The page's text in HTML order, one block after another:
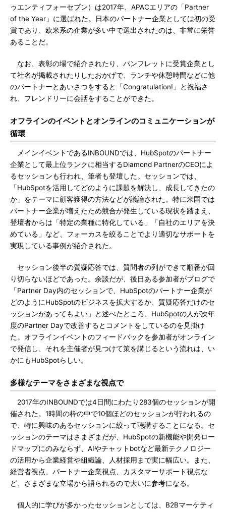
ゥエンティフォーセブン）は2017年、APACエリアの「Partner
of the Year」に選ばれた。日本のパートナー企業としては初の受
賞であり、欧米系の企業が多い中で選出されたのは、非常に栄誉
あることだ。
なお、表彰の場で紹介されたり、パンフレットに受賞企業とし
て社名が掲載されたりしたおかげで、ランチや休憩時間などに他
のパートナーとあいさつをすると「Congratulation!」と祝福さ
れ、フレンドリーに会話をすることができた。
オフラインのイベントとオンラインのコミュニケーションが
循環
メインイベントであるINBOUNDでは、HubSpotのパートナー
企業として最上位ランクに相当するDiamond PartnerのCEOによ
るセッションも行われ、筆者も登壇した。セッションでは、
「HubSpotを活用してどのように課題を解決し、成長してきたの
か」をテーマに顧客獲得の方法などが議論された。特に米国では
パートナー企業が増えたため競合が発生している現状を踏まえ、
登壇者からは「特定の業種に特化している」「自社のエリアを決
めている」など、フォーカスを絞ることでより適切なサポートを
実現している事例が紹介された。
セッション後半の質疑応答では、質問者の列ができて順番が回
り切らないほどであった。余談だが、後日ある参加者がブログで
「Partner Day内のセッションで、HubSpotのパートナー企業が
どのようにHubSpotのビジネスを拡大するか、質疑応答だけのセ
ッションがあってもよい」と述べたところ、HubSpotの人が次年
度のPartner Dayで改善するとコメントをしているのを見掛け
た。オフラインイベントのフィードバックを参加者がオンライン
で発信し、それを主催者が見つけて策を講じるという流れは、い
かにもHubSpotらしい。
多様なテーマをさまざまな視点で
2017年のINBOUNDでは4日間にわたり283個のセッションが開
催された。1時間の枠の中で10個ほどのセッションが行われるの
で、特に興味のあるセッションに絞って聴講することになる。セ
ッションのテーマはさまざまだが、HubSpotの新機能や開発ロー
ドマップにのみならず、AIやチャットbotなど最新テクノロジー
の活用から企業経営や組織論、人材採用まで実に幅広い。また、
経営者視点、パートナー企業視点、カスタマーサポート視点な
ど、さまざまな立場から語られるので大いに参考になる。
個人的に学びが多かったセッションとしては、B2Bマーケティ